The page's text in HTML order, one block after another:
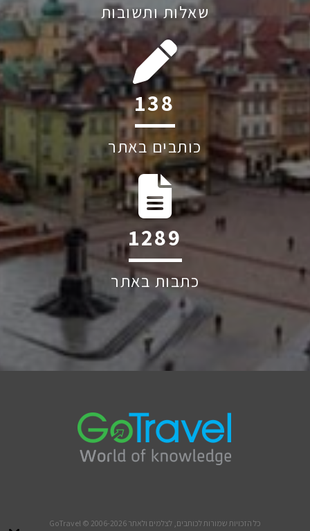
שאלות ותשובות
194
כותבים באתר
1809
כתבות באתר
כל הזכויות שמורות לכותבים, לצלמים ולאתר GoTravel © 2006-2026